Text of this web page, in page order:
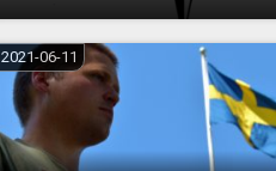
2021-06-11